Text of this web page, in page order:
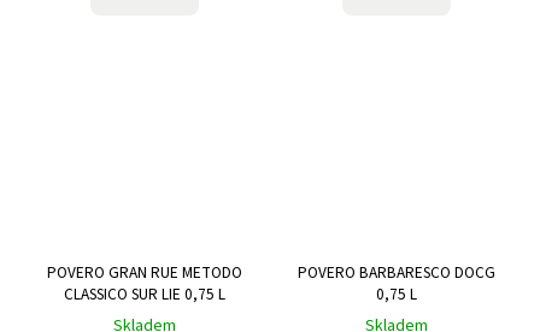
POVERO GRAN RUE METODO
CLASSICO SUR LIE 0,75 L
Skladem
POVERO BARBARESCO DOCG
0,75 L
Skladem